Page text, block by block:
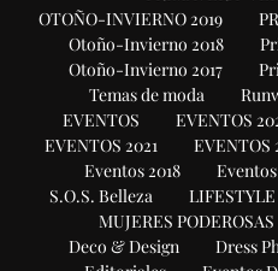
OTOÑO-INVIERNO 2019
Otoño-Invierno 2018
Otoño-Invierno 2017
Temas de moda
EVENTOS
EVENTOS
EVENTOS 2021
EVENTOS
Eventos 2018
Eventos
S.O.S. Belleza
LIFESTYLE
MUJERES PODEROSAS
Deco & Design
Dress